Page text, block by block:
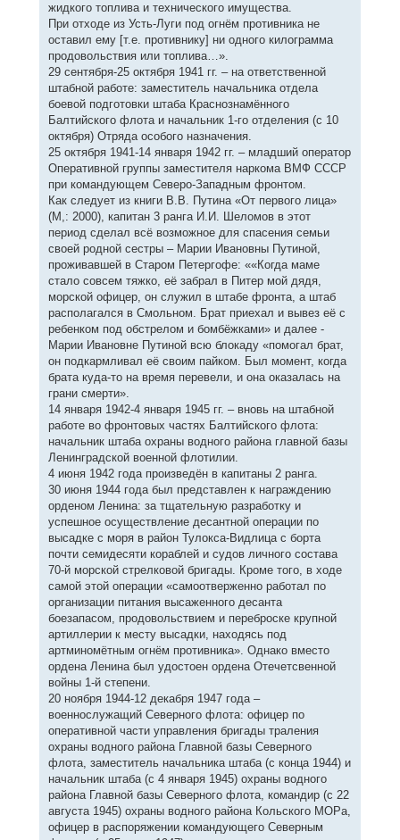
жидкого топлива и технического имущества.
При отходе из Усть-Луги под огнём противника не
оставил ему [т.е. противнику] ни одного килограмма
продовольствия или топлива…».
29 сентября-25 октября 1941 гг. – на ответственной
штабной работе: заместитель начальника отдела
боевой подготовки штаба Краснознамённого
Балтийского флота и начальник 1-го отделения (с 10
октября) Отряда особого назначения.
25 октября 1941-14 января 1942 гг. – младший оператор
Оперативной группы заместителя наркома ВМФ СССР
при командующем Северо-Западным фронтом.
Как следует из книги В.В. Путина «От первого лица»
(М,: 2000), капитан 3 ранга И.И. Шеломов в этот
период сделал всё возможное для спасения семьи
своей родной сестры – Марии Ивановны Путиной,
проживавшей в Старом Петергофе: ««Когда маме
стало совсем тяжко, её забрал в Питер мой дядя,
морской офицер, он служил в штабе фронта, а штаб
располагался в Смольном. Брат приехал и вывез её с
ребенком под обстрелом и бомбёжками» и далее -
Марии Ивановне Путиной всю блокаду «помогал брат,
он подкармливал её своим пайком. Был момент, когда
брата куда-то на время перевели, и она оказалась на
грани смерти».
14 января 1942-4 января 1945 гг. – вновь на штабной
работе во фронтовых частях Балтийского флота:
начальник штаба охраны водного района главной базы
Ленинградской военной флотилии.
4 июня 1942 года произведён в капитаны 2 ранга.
30 июня 1944 года был представлен к награждению
орденом Ленина: за тщательную разработку и
успешное осуществление десантной операции по
высадке с моря в район Тулокса-Видлица с борта
почти семидесяти кораблей и судов личного состава
70-й морской стрелковой бригады. Кроме того, в ходе
самой этой операции «самоотверженно работал по
организации питания высаженного десанта
боезапасом, продовольствием и переброске крупной
артиллерии к месту высадки, находясь под
артминомётным огнём противника». Однако вместо
ордена Ленина был удостоен ордена Отечетсвенной
войны 1-й степени.
20 ноября 1944-12 декабря 1947 года –
военнослужащий Северного флота: офицер по
оперативной части управления бригады траления
охраны водного района Главной базы Северного
флота, заместитель начальника штаба (с конца 1944) и
начальник штаба (с 4 января 1945) охраны водного
района Главной базы Северного флота, командир (с 22
августа 1945) охраны водного района Кольского МОРа,
офицер в распоряжении командующего Северным